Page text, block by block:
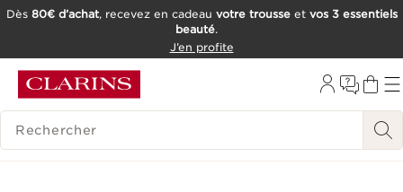
OUTIL D'ACCESSIBILITÉ
Dès 80€ d’achat, recevez en cadeau votre trousseet vos 3 essentiels
beauté.
J’en profite
HISTORIQUE DES RECHERCHES